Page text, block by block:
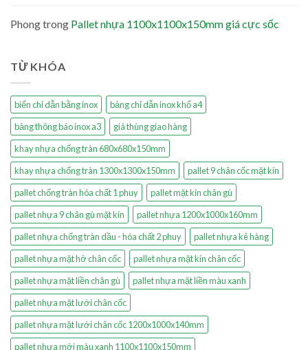
Phongtrong Pallet nhựa 1100x1100x150mm giá cực sốc
TỪ KHÓA
biển chỉ dẫn bằng inox
bảng chỉ dẫn inox khổ a4
bảng thông báo inox a3
giá thùng giao hàng
khay nhựa chống tràn 680x680x150mm
khay nhựa chống tràn 1300x1300x150mm
pallet 9 chân cốc mặt kín
pallet chống tràn hóa chất 1 phuy
pallet mặt kín chân gù
pallet nhựa 9 chân gù mặt kín
pallet nhựa 1200x1000x160mm
pallet nhựa chống tràn dầu - hóa chất 2 phuy
pallet nhựa kê hàng
pallet nhựa mặt hở chân cốc
pallet nhựa mặt kín chân cốc
pallet nhựa mặt liền chân gù
pallet nhựa mặt liền màu xanh
pallet nhựa mặt lưới chân cốc
pallet nhựa mặt lưới chân cốc 1200x1000x140mm
pallet nhựa mới màu xanh 1100x1100x150mm